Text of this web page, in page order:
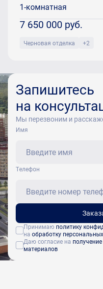
1-комнатная
7 650 000 руб.
Черновая отделка +2
Запишитесь
на
Мы перезвоним и
Имя
Tелефон
Принимаю политику
на обработку
Даю согласие на
материалов